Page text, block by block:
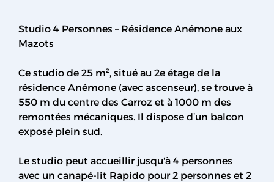
Studio 4 Personnes – Résidence Anémone aux
Mazots
Ce studio de 25 m², situé au 2e étage de la
résidence Anémone (avec ascenseur), se trouve à
550 m du centre des Carroz et à 1000 m des
remontées mécaniques. Il dispose d’un balcon
exposé plein sud.
Le studio peut accueillir jusqu'à 4 personnes
avec un canapé-lit Rapido pour 2 personnes et 2